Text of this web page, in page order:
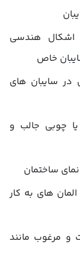
اشکال هندسی
خاص
در سایبان های
چوبی جالب و
ساختمان
های به کار
و مرغوب مانند